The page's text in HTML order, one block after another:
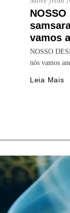
NOSSO
vamos
NOSSO
nós vamos
Leia Mais